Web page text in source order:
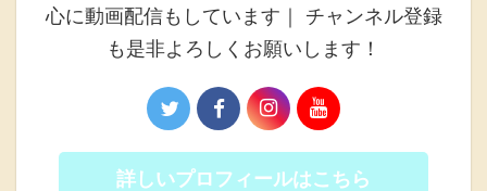
心に動画配信もしています｜ チャンネル登録
も是非よろしくお願いします！
詳しいプロフィールはこちら